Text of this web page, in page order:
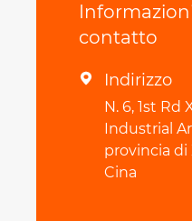
contatto
 Indirizzo
N. 6, 1st Rd
Industrial
provincia di
Cina